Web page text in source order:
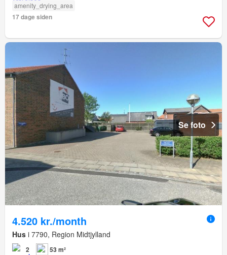
amenity_drying_area
17 dage siden
Se foto
4.520 kr./month
Hus i 7790, Region Midtjylland
2 53 m²